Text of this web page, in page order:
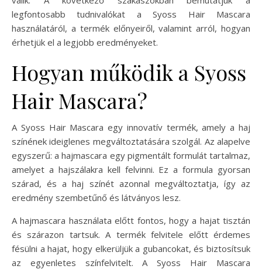
legfontosabb tudnivalókat a Syoss Hair Mascara
használatáról, a termék előnyeiről, valamint arról, hogyan
érhetjük el a legjobb eredményeket.
Hogyan működik a Syoss
Hair Mascara?
A Syoss Hair Mascara egy innovatív termék, amely a haj
színének ideiglenes megváltoztatására szolgál. Az alapelve
egyszerű: a hajmascara egy pigmentált formulát tartalmaz,
amelyet a hajszálakra kell felvinni. Ez a formula gyorsan
szárad, és a haj színét azonnal megváltoztatja, így az
eredmény szembetűnő és látványos lesz.
A hajmascara használata előtt fontos, hogy a hajat tisztán
és szárazon tartsuk. A termék felvitele előtt érdemes
fésülni a hajat, hogy elkerüljük a gubancokat, és biztosítsuk
az egyenletes színfelvitelt. A Syoss Hair Mascara